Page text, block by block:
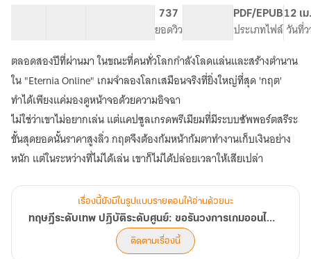
เล่ม
7
ระดับ
เทพ
ปฏิบัติ
ระดับ
ศูนย์:
ขอ
รัน
วงการ
เกม
ออนไลน์
737
ยอดวิว
PDF/EPUB
ประเภทไฟล์
12 เ
วันที่
ตลอดสองปีที่ผ่านมา ในขณะที่คนทั่วโลกกำลังโลดแล่นและสร้างตำนาน
ใน "Eternia Online" เกมจำลองโลกเสมือนจริงที่ยิ่งใหญ่ที่สุด 'กฤต'
ทำได้เพียงแค่มองดูหน้าจอด้วยความอิจฉา
ไม่ใช่ว่าเขาไม่อยากเล่น แต่แคปซูลเกรดพรีเมียมที่มีระบบซัพพอร์ตสรีระ
ขั้นสุดยอดนั้นราคาสูงลิ่ว กฤตจึงต้องก้มหน้าก้มตาทำงานเก็บเงินอย่าง
เรื่องนี้ยังมีในรูปแบบรายตอนให้อ่านด้วยนะ
ทฤษฎีระดับเทพ ปฏิบัติระดับศูนย์: ขอรันวงการเกมออนไลน์
ติดตามเรื่องนี้